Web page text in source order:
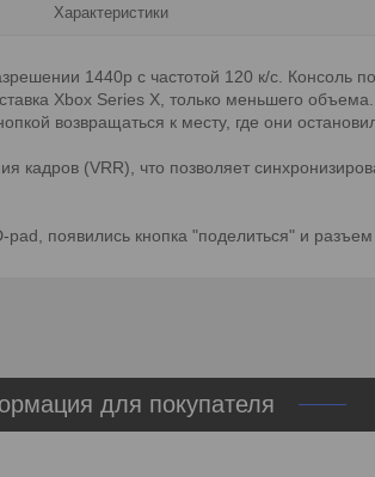
Характеристики
1440p с частотой 120 к/с. Консоль
Xbox Series X, только меньшего
возвращаться к месту, где они
(VRR), что позволяет
появились кнопка "поделиться" и разъем
для покупателя